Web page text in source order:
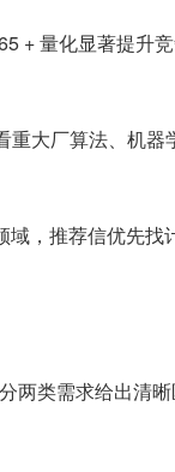
+ 量化显著提升
大厂算法、机
，推荐信优先找
类需求给出清晰